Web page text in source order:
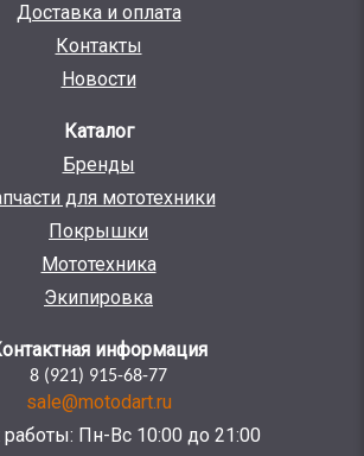
Доставка и оплата
Контакты
Новости
Каталог
Бренды
для мототехники
Покрышки
Мототехника
Экипировка
информация
8 (921) 915-68-77
sale@motodart.ru
работы: Пн-Вс 10:00 до 21:00